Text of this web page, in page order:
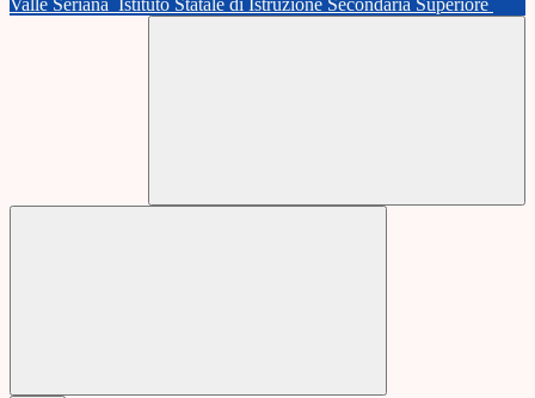
Valle Seriana Istituto Statale di Istruzione Secondaria Superiore